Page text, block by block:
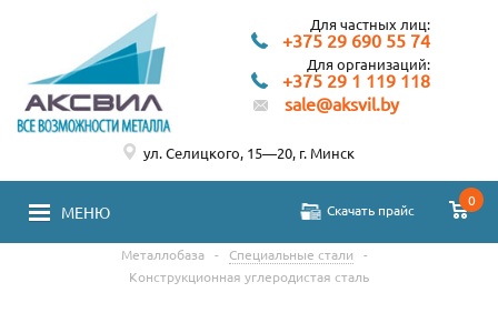
Для частных лиц:
+375 29 690 55 74
Для организаций:
+375 29 1 119 118
sale@aksvil.by
МЕНЮ Скачать прайс
0
ул. Селицкого, 15—20, г. Минск
Металлобаза - Специальные стали
-
Конструкционная углеродистая сталь